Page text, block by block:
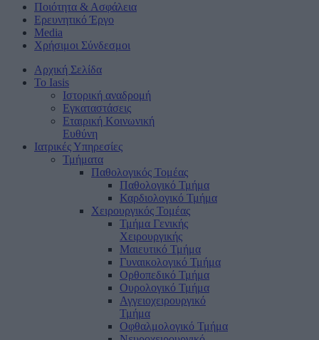
Ποιότητα & Ασφάλεια
Ερευνητικό Έργο
Media
Χρήσιμοι Σύνδεσμοι
Αρχική Σελίδα
Το Iasis
Ιστορική αναδρομή
Εγκαταστάσεις
Εταιρική Κοινωνική
Ευθύνη
Ιατρικές Υπηρεσίες
Τμήματα
Παθολογικός Τομέας
Παθολογικό Τμήμα
Καρδιολογικό Τμήμα
Χειρουργικός Τομέας
Τμήμα Γενικής
Χειρουργικής
Μαιευτικό Τμήμα
Γυναικολογικό Τμήμα
Ορθοπεδικό Τμήμα
Ουρολογικό Τμήμα
Αγγειοχειρουργικό
Τμήμα
Οφθαλμολογικό Τμήμα